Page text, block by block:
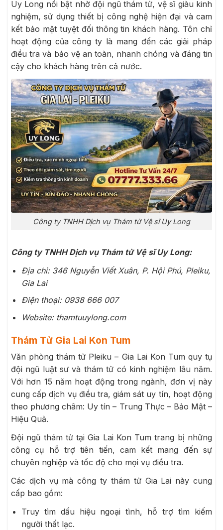
Uy Long nổi bật nhờ đội ngũ thám tử, vệ sĩ giàu kinh
nghiệm, sử dụng thiết bị công nghệ hiện đại và cam
kết bảo mật tuyệt đối thông tin khách hàng. Tôn chỉ
hoạt động của công ty là mang đến các giải pháp
điều tra và bảo vệ an toàn, nhanh chóng và đáng tin
cậy cho khách hàng trên cả nước.
Công ty TNHH Dịch vụ Thám tử Vệ sĩ Uy Long
Công ty TNHH Dịch vụ Thám tử Vệ sĩ Uy Long:
Địa chỉ: 346 Nguyễn Viết Xuân, P. Hội Phú, Pleiku,
Gia Lai
Điện thoại: 0938 666 007
Website: thamtuuylong.com
Thám Tử Gia Lai Kon Tum
Văn phòng thám tử Pleiku – Gia Lai Kon Tum quy tụ
đội ngũ luật sư và thám tử có kinh nghiệm lâu năm.
Với hơn 15 năm hoạt động trong ngành, đơn vị này
cung cấp dịch vụ điều tra, giám sát uy tín, hoạt động
theo phương châm: Uy tín – Trung Thực – Bảo Mật –
Hiệu Quả.
Đội ngũ thám tử tại Gia Lai Kon Tum trang bị những
công cụ hỗ trợ tiên tiến, cam kết mang đến sự
chuyên nghiệp và tốc độ cho mọi vụ điều tra.
Các dịch vụ mà công ty thám tử Gia Lai này cung
cấp bao gồm:
Truy tìm dấu hiệu ngoại tình, hỗ trợ tìm kiếm
người thất lạc.